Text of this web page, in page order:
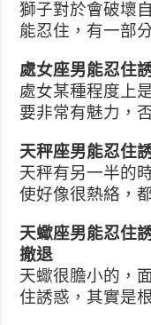
獅子對於會破壞
能忍住，有一部
處女座男能忍住
處女某種程度上
要非常有魅力，
天秤座男能忍住
天秤有另一半的
使好像很熱絡，
天蠍座男能忍住
撤退
天蠍很膽小的，
住誘惑，其實是